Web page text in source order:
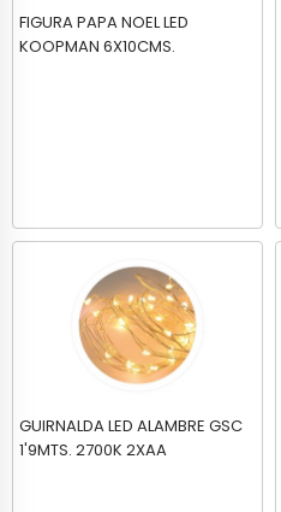
FIGURA PAPA NOEL LED
KOOPMAN 6X10CMS.
GUIRNALDA LED ALAMBRE GSC
1'9MTS. 2700K 2XAA